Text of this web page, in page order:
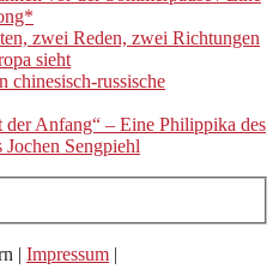
zwei Reden, zwei Richtungen
sieht
russische
der Anfang“ – Eine Philippika des
Sengpiehl
| Impressum |